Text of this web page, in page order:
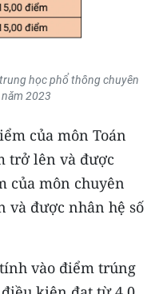
học phổ thông chuyên
2023
của môn Toán
trở lên và được
của môn chuyên
và được nhân hệ số
vào điểm trúng